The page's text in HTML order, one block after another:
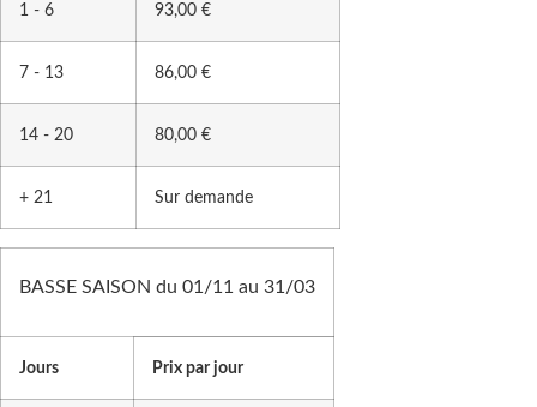
1 - 6 93,00 €
7 - 13 86,00 €
14 - 20 80,00 €
+ 21 Sur demande
BASSE SAISON du 01/11 au 31/03
Jours Prix par jour